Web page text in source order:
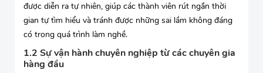
được diễn ra tự nhiên, giúp các thành viên rút ngắn thời
gian tự tìm hiểu và tránh được những sai lầm không đáng
có trong quá trình làm nghề.
1.2 Sự vận hành chuyên nghiệp từ các chuyên gia
hàng đầu